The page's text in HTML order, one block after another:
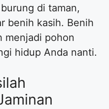
di taman,
benih kasih. Benih
menjadi pohon
hidup Anda nanti.